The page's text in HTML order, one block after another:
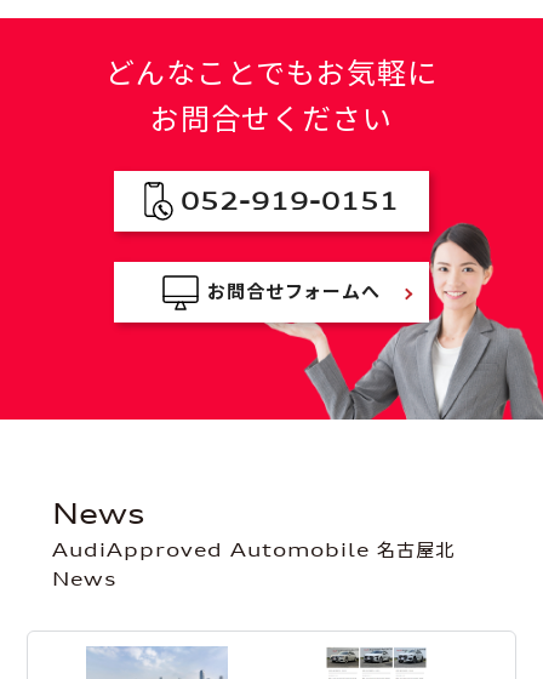
どんなことでもお気軽に
お問合せください
052-919-0151
お問合せフォームへ
news
AudiApproved Automobile 名古屋北
News